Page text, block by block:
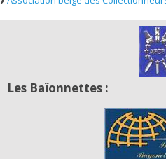
Les Baïonnettes :